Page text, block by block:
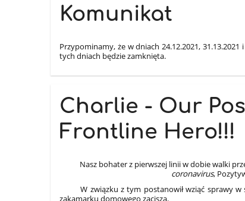
Komunikat
Przypominamy, że w dniach 24.12.2021,
tych dniach będzie zamknięta.
Charlie - Our
Frontline Hero!!!
Nasz bohater z pierwszej linii w dobie walki
coronavirus,
W związku z tym postanowił wziąć sprawy w
zakamarku domowego zacisza.